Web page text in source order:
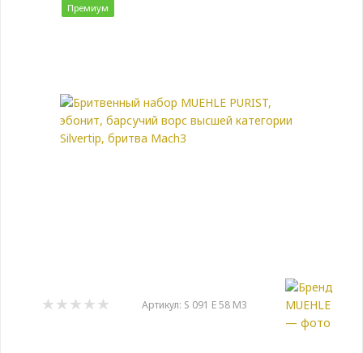
Премиум
Артикул: S 091 E 58 M3